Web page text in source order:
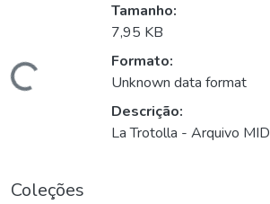
Carregando...
Tamanho:
7,95 KB
Formato:
Unknown data format
Descrição:
La Trotolla - Arquivo MID
Coleções